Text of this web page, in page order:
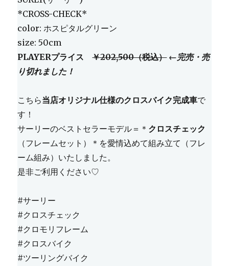
*CROSS-CHECK*
color: ホスピタルグリーン
size: 50cm
PLAYERプライス￥202,500（税込） ←完売・売
り切れました！
こちら当店オリジナル仕様のクロスバイク完成車で
す！
サーリーのベストセラーモデル＝＊ クロスチェック
（フレームセット）＊を愛情込めて組み立て（フレ
ーム組み）いたしました。
是非ご利用ください♡
#サーリー
#クロスチェック
#クロモリフレーム
#クロスバイク
#ツーリングバイク